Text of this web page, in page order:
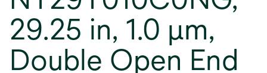
29.25 in, 1.0 μm,
Double Open End